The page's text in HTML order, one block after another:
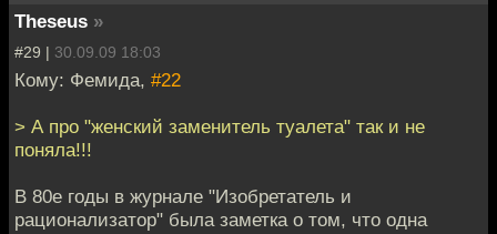
Theseus »
#29 | 30.09.09 18:03
Кому: Фемида, #22
> А про "женский заменитель туалета" так и не
поняла!!!
В 80е годы в журнале "Изобретатель и
рационализатор" была заметка о том, что одна